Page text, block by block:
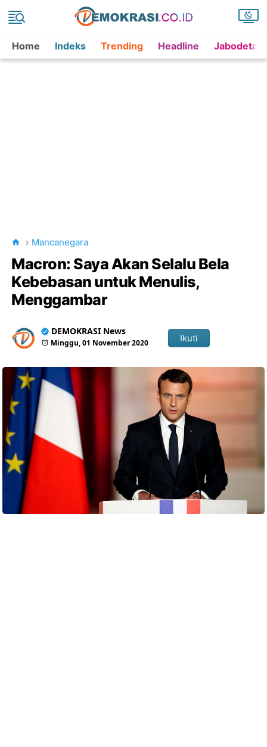
Home Indeks Trending Headline
Mancanegara
Macron: Saya Akan Selalu Bela
Kebebasan untuk Menulis,
Menggambar
DEMOKRASI News
Minggu, 01 November 2020 Ikuti